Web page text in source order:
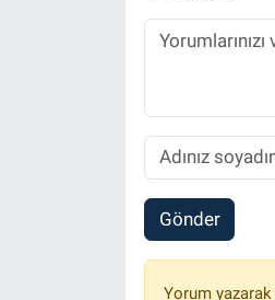
Gönder
Yorum yazarak